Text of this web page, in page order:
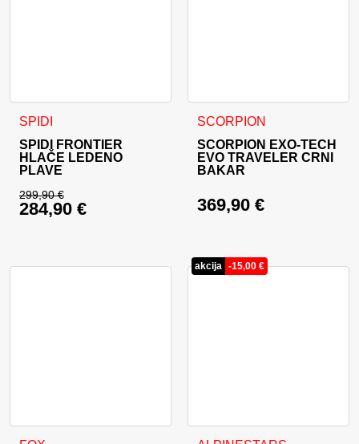
SPIDI
SPIDI FRONTIER
HLAČE LEDENO
PLAVE
299,90€
Izvorna cijena bila je: 299,90 €.
284,90 €
Ovaj proizvod ima više varijanti. Opcije se mogu odabrati
SCORPION
SCORPION EXO-TECH
EVO TRAVELER CRNI
BAKAR
369,90 €
Ovaj proizvod ima više
akcija -15,00 €